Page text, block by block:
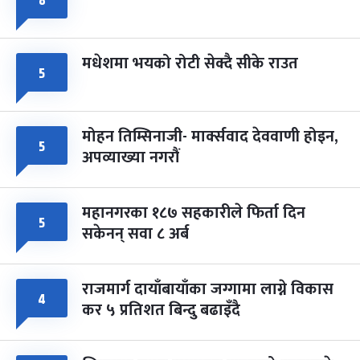
५ मधेशमा भयको रोटी सेक्दै सीके राउत
५ मोहन तिम्सिनाजी- मार्क्सवाद देववाणी होइन,
अपव्याख्या नगरौं
५ महानगरका १८७ सहकारीले फिर्ता दिन
सकेनन् सवा ८ अर्ब
४ राजमार्ग दायाँबायाँका जग्गामा लाग्ने विकास
कर ५ प्रतिशत बिन्दु बढाइँदै